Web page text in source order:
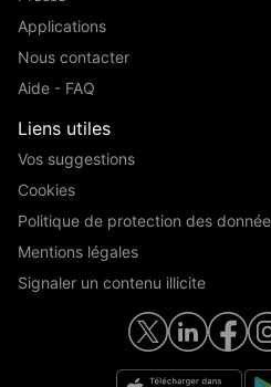
Applications
Nous contacter
Aide - FAQ
Liens utiles
Vos suggestions
Cookies
Politique de protection des
Mentions légales
Signaler un contenu illicite